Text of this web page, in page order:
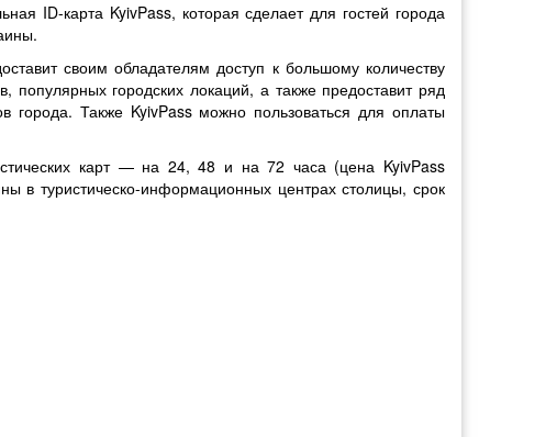
ID-карта KyivPass, которая сделает для гостей города
своим обладателям доступ к большому количеству
популярных городских локаций, а также предоставит ряд
города. Также KyivPass можно пользоваться для оплаты
карт — на 24, 48 и на 72 часа (цена KyivPass
в туристическо-информационных центрах столицы, срок